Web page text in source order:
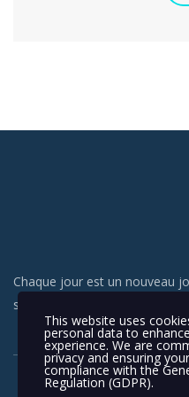
Chaque jour est un nouveau
satisfaire nos clients.
This website uses
personal data to
experience. We are
privacy and ensuring
compliance with the
Regulation (GDPR).